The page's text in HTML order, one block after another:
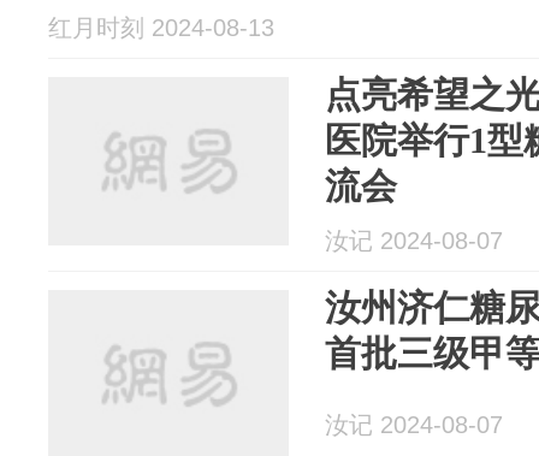
红月时刻 2024-08-13
点亮希望之
医院举行1
流会
汝记 2024-08-07
汝州济仁糖
首批三级甲
汝记 2024-08-07